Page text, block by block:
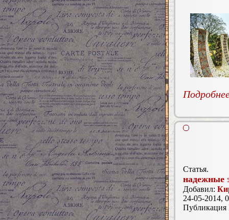
Статья.
надежные
Добавил:
24-05-2014,